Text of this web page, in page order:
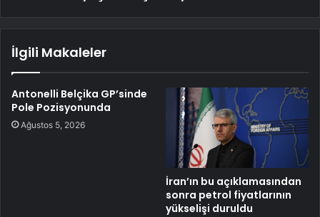
İlgili Makaleler
Antonelli Belçika GP’sinde
Pole Pozisyonunda
Ağustos 5, 2026
İran’ın bu açıklamasından
sonra petrol fiyatlarının
yükselişi duruldu